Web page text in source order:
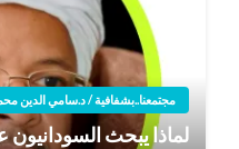
مجتمعنا..بشفافية / د.سامي الدين
لماذا يبحث السودانيون